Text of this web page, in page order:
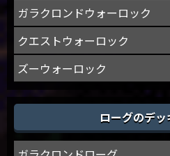
ガラクロンドウォーロック
クエストウォーロック
ズーウォーロック
ローグのデ